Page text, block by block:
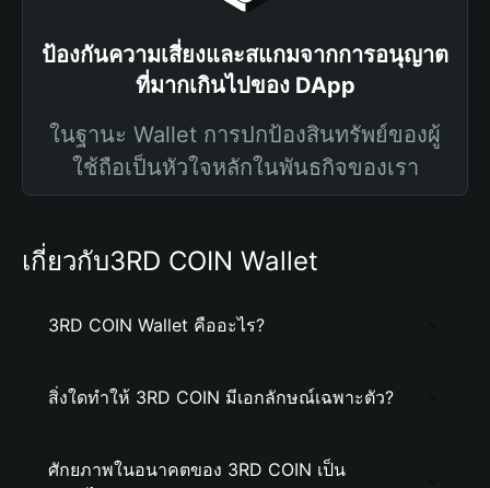
ป้องกันความเสี่ยงและสแกมจากการอนุญาต
ที่มากเกินไปของ DApp
ในฐานะ Wallet การปกป้องสินทรัพย์ของผู้
ใช้ถือเป็นหัวใจหลักในพันธกิจของเรา
เกี่ยวกับ3RD COIN Wallet
3RD COIN Wallet คืออะไร?
สิ่งใดทำให้ 3RD COIN มีเอกลักษณ์เฉพาะตัว?
ศักยภาพในอนาคตของ 3RD COIN เป็น